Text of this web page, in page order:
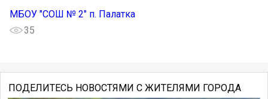
МБОУ "СОШ № 2" п. Палатка
35
ПОДЕЛИТЕСЬ НОВОСТЯМИ С ЖИТЕЛЯМИ ГОРОДА